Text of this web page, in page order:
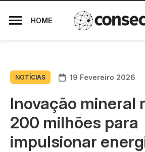
HOME
NOTÍCIAS 19 Fevereiro 2026
Inovação mineral
200 milhões para
impulsionar